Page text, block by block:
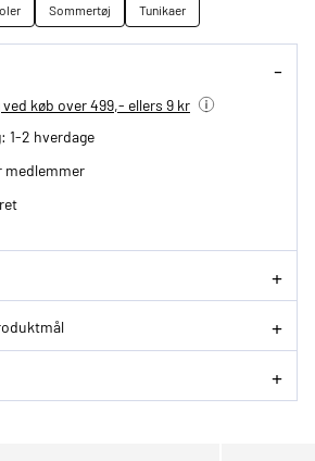
Sommertøj Tunikaer
køb over 499,- ellers 9 kr
1-2 hverdage
medlemmer